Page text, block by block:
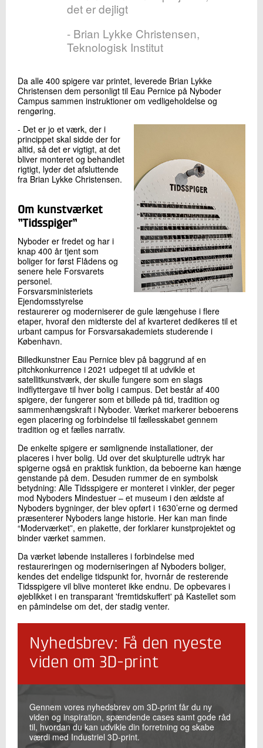
det er dejligt
- Brian Lykke Christensen,
Teknologisk Institut
Da alle 400 spigere var printet, leverede Brian Lykke
Christensen dem personligt til Eau Pernice på Nyboder
Campus sammen instruktioner om vedligeholdelse og
rengøring.
- Det er jo et værk, der i
princippet skal sidde der for
altid, så det er vigtigt, at det
bliver monteret og behandlet
rigtigt, lyder det afsluttende
fra Brian Lykke Christensen.
Om kunstværket
”Tidsspiger”
Nyboder er fredet og har i
knap 400 år tjent som
boliger for først Flådens og
senere hele Forsvarets
personel.
Forsvarsministeriets
Ejendomsstyrelse
restaurerer og moderniserer de gule længehuse i flere
etaper, hvoraf den midterste del af kvarteret dedikeres til et
urbant campus for Forsvarsakademiets studerende i
København.
Billedkunstner Eau Pernice blev på baggrund af en
pitchkonkurrence i 2021 udpeget til at udvikle et
satellitkunstværk, der skulle fungere som en slags
indflyttergave til hver bolig i campus. Det består af 400
spigere, der fungerer som et billede på tid, tradition og
sammenhængskraft i Nyboder. Værket markerer beboerens
egen placering og forbindelse til fællesskabet gennem
tradition og et fælles narrativ.
De enkelte spigere er sømlignende installationer, der
placeres i hver bolig. Ud over det skulpturelle udtryk har
spigerne også en praktisk funktion, da beboerne kan hænge
genstande på dem. Desuden rummer de en symbolsk
betydning: Alle Tidsspigere er monteret i vinkler, der peger
mod Nyboders Mindestuer – et museum i den ældste af
Nyboders bygninger, der blev opført i 1630’erne og dermed
præsenterer Nyboders lange historie. Her kan man finde
“Moderværket”, en plakette, der forklarer kunstprojektet og
binder værket sammen.
Da værket løbende installeres i forbindelse med
restaureringen og moderniseringen af Nyboders boliger,
kendes det endelige tidspunkt for, hvornår de resterende
Tidsspigere vil blive monteret ikke endnu. De opbevares i
øjeblikket i en transparant 'fremtidskuffert' på Kastellet som
en påmindelse om det, der stadig venter.
Nyhedsbrev: Få den nyeste
viden om 3D-print
Gennem vores nyhedsbrev om 3D-print får du ny
viden og inspiration, spændende cases samt gode råd
til, hvordan du kan udvikle din forretning og skabe
værdi med Industriel 3D-print.